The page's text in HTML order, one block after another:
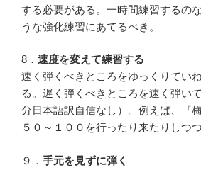
する必要がある。一時間練習するの
うな強化練習にあてるべき。
8． 速度を変えて練習する
速く弾くべきところをゆっくりてい
る。遅く弾くべきところを速く弾い
分日本語訳自信なし）。例えば、『
５０～１００を行ったり来たりしつ
９． 手元を見ずに弾く